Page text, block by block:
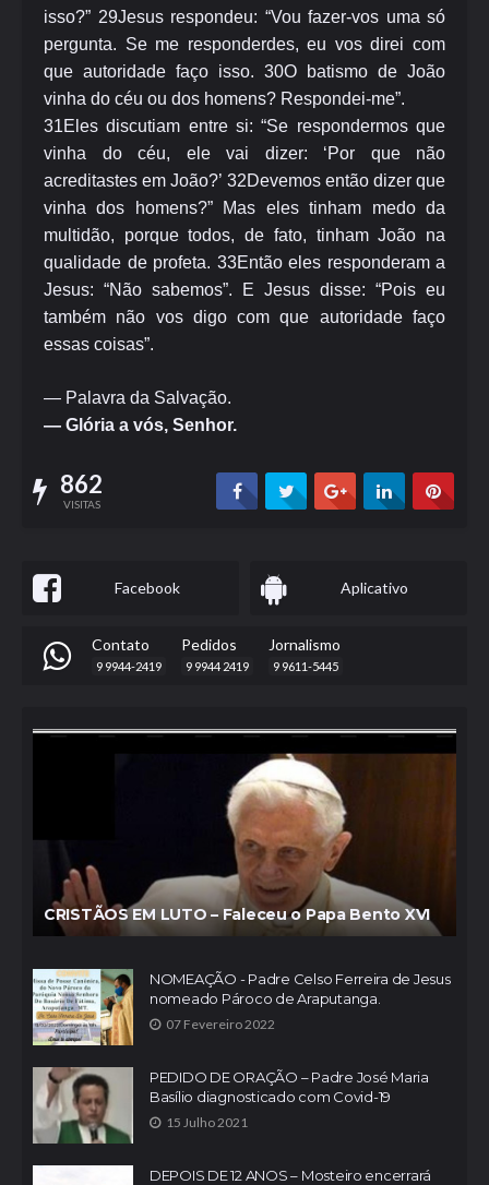
isso?” 29Jesus respondeu: “Vou fazer-vos uma só
pergunta. Se me responderdes, eu vos direi com
que autoridade faço isso. 30O batismo de João
vinha do céu ou dos homens? Respondei-me”.
31Eles discutiam entre si: “Se respondermos que
vinha do céu, ele vai dizer: ‘Por que não
acreditastes em João?’ 32Devemos então dizer que
vinha dos homens?” Mas eles tinham medo da
multidão, porque todos, de fato, tinham João na
qualidade de profeta. 33Então eles responderam a
Jesus: “Não sabemos”. E Jesus disse: “Pois eu
também não vos digo com que autoridade faço
essas coisas”.
— Palavra da Salvação.
— Glória a vós, Senhor.
862
VISITAS
Facebook Aplicativo
Contato
9 9944-2419
Pedidos
9 9944 2419
Jornalismo
9 9611-5445
CRISTÃOS EM LUTO – Faleceu o Papa Bento XVI
NOMEAÇÃO - Padre Celso Ferreira de Jesus
nomeado Pároco de Araputanga.
07 Fevereiro 2022
PEDIDO DE ORAÇÃO – Padre José Maria
Basílio diagnosticado com Covid-19
15 Julho 2021
DEPOIS DE 12 ANOS – Mosteiro encerrará